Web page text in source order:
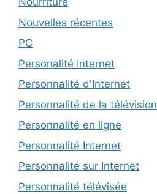
Nouvelles récentes
PC
Personalité Internet
Personnalité d'Internet
Personnalité de la télévision
Personnalité en ligne
Personnalité Internet
Personnalité sur Internet
Personnalité télévisée